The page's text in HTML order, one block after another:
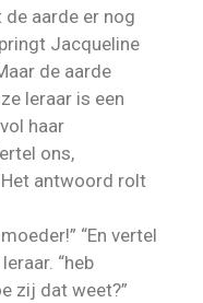
aarde er nog
Jacqueline
de aarde
leraar is een
haar
ons,
antwoord rolt
“En vertel
“heb
zij dat weet?”